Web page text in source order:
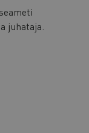
juhataja.